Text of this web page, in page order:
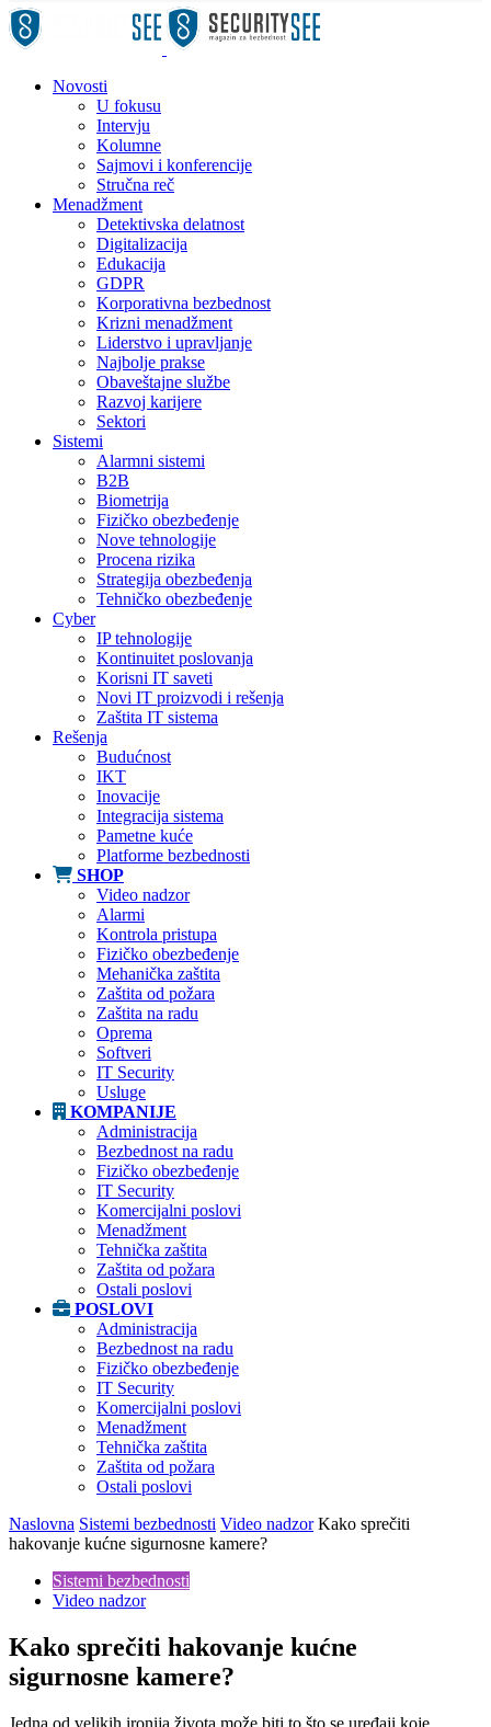
Novosti
U fokusu
Intervju
Kolumne
Sajmovi i konferencije
Stručna reč
Menadžment
Detektivska delatnost
Digitalizacija
Edukacija
GDPR
Korporativna bezbednost
Krizni menadžment
Liderstvo i upravljanje
Najbolje prakse
Obaveštajne službe
Razvoj karijere
Sektori
Sistemi
Alarmni sistemi
B2B
Biometrija
Fizičko obezbeđenje
Nove tehnologije
Procena rizika
Strategija obezbeđenja
Tehničko obezbeđenje
Cyber
IP tehnologije
Kontinuitet poslovanja
Korisni IT saveti
Novi IT proizvodi i rešenja
Zaštita IT sistema
Rešenja
Budućnost
IKT
Inovacije
Integracija sistema
Pametne kuće
Platforme bezbednosti
SHOP
Video nadzor
Alarmi
Kontrola pristupa
Fizičko obezbeđenje
Mehanička zaštita
Zaštita od požara
Zaštita na radu
Oprema
Softveri
IT Security
Usluge
KOMPANIJE
Administracija
Bezbednost na radu
Fizičko obezbeđenje
IT Security
Komercijalni poslovi
Menadžment
Tehnička zaštita
Zaštita od požara
Ostali poslovi
POSLOVI
Administracija
Bezbednost na radu
Fizičko obezbeđenje
IT Security
Komercijalni poslovi
Menadžment
Tehnička zaštita
Zaštita od požara
Ostali poslovi
Naslovna Sistemi bezbednosti Video nadzor Kako sprečiti
hakovanje kućne sigurnosne kamere?
Sistemi bezbednosti
Video nadzor
Kako sprečiti hakovanje kućne
sigurnosne kamere?
Jedna od velikih ironija života može biti to što se uređaji koje